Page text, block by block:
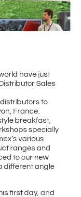
have just
Sales
to
France.
breakfast,
specially
various
ranges and
to our new
different angle
first day, and